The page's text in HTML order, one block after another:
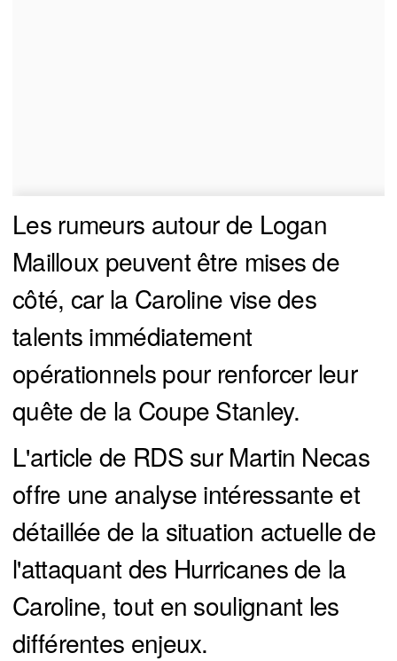
Les rumeurs autour de Logan
Mailloux peuvent être mises de
côté, car la Caroline vise des
talents immédiatement
opérationnels pour renforcer leur
quête de la Coupe Stanley.
L'article de RDS sur Martin Necas
offre une analyse intéressante et
détaillée de la situation actuelle de
l'attaquant des Hurricanes de la
Caroline, tout en soulignant les
différentes enjeux.